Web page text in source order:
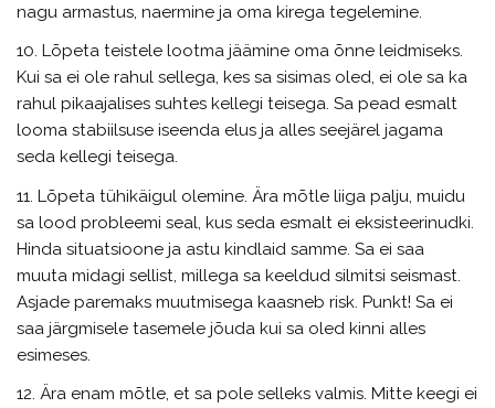
nagu armastus, naermine ja oma kirega tegelemine.
10. Lõpeta teistele lootma jäämine oma õnne leidmiseks.
Kui sa ei ole rahul sellega, kes sa sisimas oled, ei ole sa ka
rahul pikaajalises suhtes kellegi teisega. Sa pead esmalt
looma stabiilsuse iseenda elus ja alles seejärel jagama
seda kellegi teisega.
11. Lõpeta tühikäigul olemine. Ära mõtle liiga palju, muidu
sa lood probleemi seal, kus seda esmalt ei eksisteerinudki.
Hinda situatsioone ja astu kindlaid samme. Sa ei saa
muuta midagi sellist, millega sa keeldud silmitsi seismast.
Asjade paremaks muutmisega kaasneb risk. Punkt! Sa ei
saa järgmisele tasemele jõuda kui sa oled kinni alles
esimeses.
12. Ära enam mõtle, et sa pole selleks valmis. Mitte keegi ei